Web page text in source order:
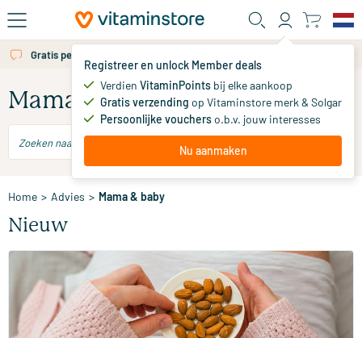
Ga naar de hoofdinhoud
Registreer en unlock Member deals
Verdien VitaminPoints bij elke aankoop
Gratis verzending op Vitaminstore merk & Solgar
Persoonlijke voucherso.b.v. jouw interesses
Nu aanmaken
Gratis persoonlijk advies via chat of email
Mama & baby
Home > Advies > Mama & baby
Nieuw